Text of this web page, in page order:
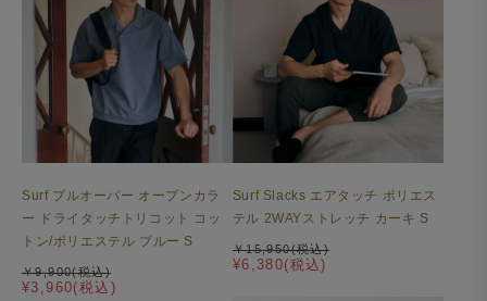
Surf プルオーバー オープンカラ
ー ドライタッチトリコット コッ
トン/ポリエステル ブルー S
¥3,960(税込)
￥9,900(税込)
Surf Slacks エアタッチ ポリエス
テル 2WAYストレッチ カーキ S
¥6,380(税込)
￥15,950(税込)